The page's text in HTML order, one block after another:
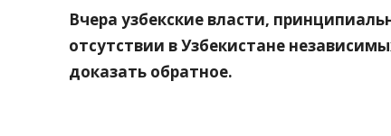
Вчера узбекские власти,
отсутствии в Узбекистане
доказать обратное.